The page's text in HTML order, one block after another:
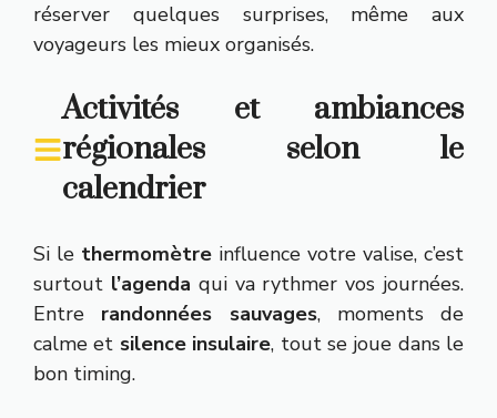
réserver quelques surprises, même aux
voyageurs les mieux organisés.
Activités et ambiances
régionales selon le
calendrier
Si le thermomètre influence votre valise, c’est
surtout l’agenda qui va rythmer vos journées.
Entre randonnées sauvages, moments de
calme et silence insulaire, tout se joue dans le
bon timing.